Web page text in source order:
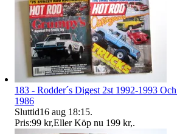
183 - Rodder´s Digest 2st 1992-1993
1986
Sluttid16 aug 18:15.
Pris:99 kr,Eller Köp nu 199 kr,.